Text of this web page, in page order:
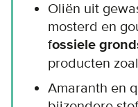
Oliën uit
mosterd en
fossiele
producten
Amaranth en